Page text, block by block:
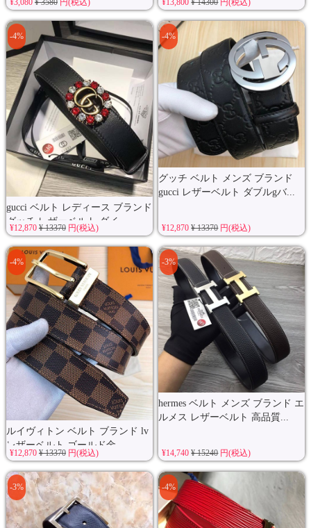
¥3,080 ¥ 3580円(税込) ¥13,800¥ 14300円(税込)
gucci ベルト レディース ブランド
グッチ レザーベルト ダイ...
-4%
¥12,870 ¥ 13370円(税込)
グッチ ベルト メンズ ブランド
gucci レザーベルト ダブルgバ...
-4%
¥12,870¥ 13370円(税込)
ルイヴィトン ベルト ブランド lv
レザーベルト ゴールド金...
-4%
¥12,870 ¥ 13370円(税込)
hermes ベルト メンズ ブランド エ
ルメス レザーベルト 高品質...
-3%
¥14,740¥ 15240円(税込)
-3% -4%